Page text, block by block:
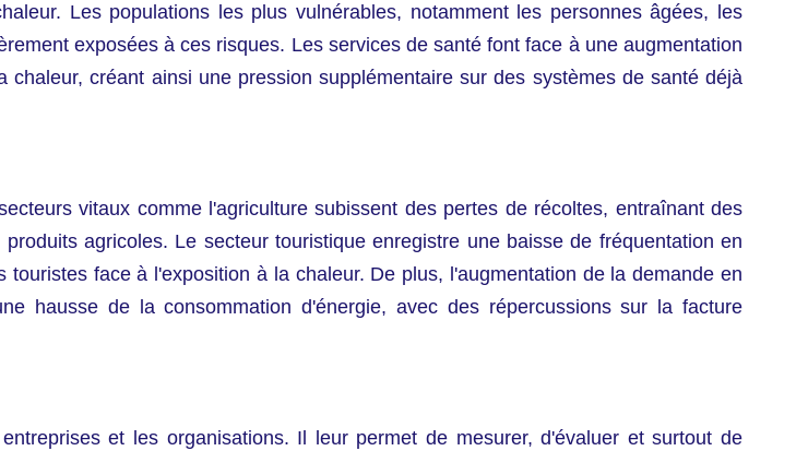
Les populations les plus vulnérables, notamment les personnes âgées, les
exposées à ces risques. Les services de santé font face à une augmentation
créant ainsi une pression supplémentaire sur des systèmes de santé déjà
vitaux comme l'agriculture subissent des pertes de récoltes, entraînant des
agricoles. Le secteur touristique enregistre une baisse de fréquentation en
face à l'exposition à la chaleur. De plus, l'augmentation de la demande en
hausse de la consommation d'énergie, avec des répercussions sur la facture
et les organisations. Il leur permet de mesurer, d'évaluer et surtout de